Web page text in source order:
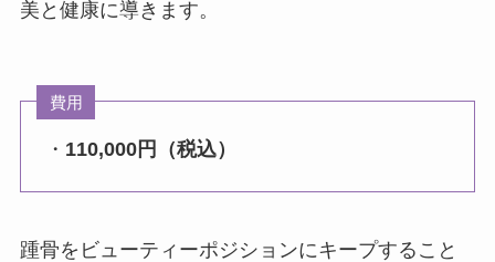
美と健康に導きます。
費用
・ 110,000円（税込）
踵骨をビューティーポジションにキープすること